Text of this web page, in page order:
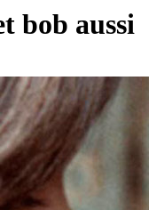
bob aussi